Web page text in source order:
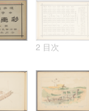
2 目次